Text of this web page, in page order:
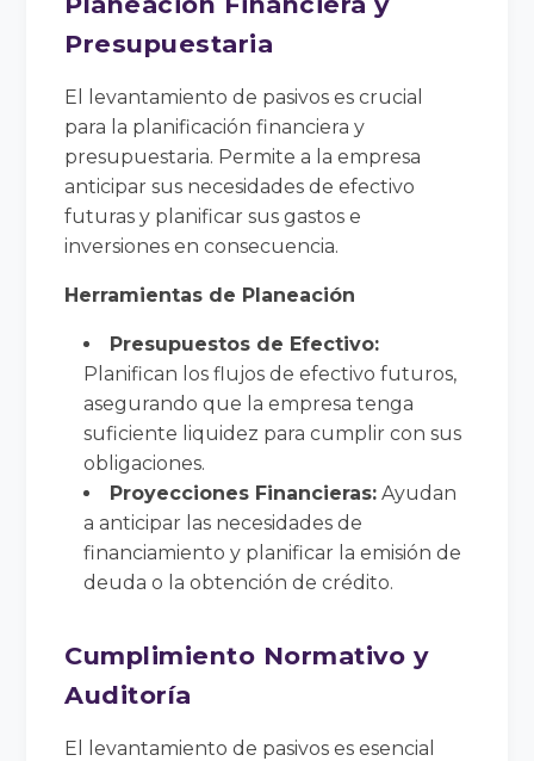
Presupuestaria
El levantamiento de pasivos es crucial
para la planificación financiera y
presupuestaria. Permite a la empresa
anticipar sus necesidades de efectivo
futuras y planificar sus gastos e
inversiones en consecuencia.
Herramientas de Planeación
Presupuestos de Efectivo:
Planifican los flujos de efectivo futuros,
asegurando que la empresa tenga
suficiente liquidez para cumplir con sus
obligaciones.
Proyecciones Financieras: Ayudan
a anticipar las necesidades de
financiamiento y planificar la emisión de
deuda o la obtención de crédito.
Cumplimiento Normativo y
Auditoría
El levantamiento de pasivos es esencial